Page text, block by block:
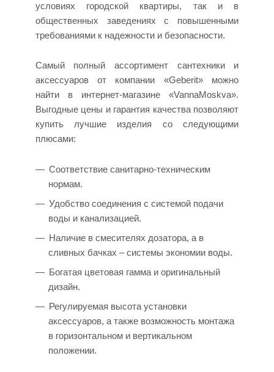
условиях городской квартиры, так и в
общественных заведениях с повышенными
требованиями к надежности и безопасности.
Самый полный ассортимент сантехники и
аксессуаров от компании «Geberit» можно
найти в интернет-магазине «VannaMoskva».
Выгодные цены и гарантия качества позволяют
купить лучшие изделия со следующими
плюсами:
Соответствие санитарно-техническим
нормам.
Удобство соединения с системой подачи
воды и канализацией.
Наличие в смесителях дозатора, а в
сливных бачках – системы экономии воды.
Богатая цветовая гамма и оригинальный
дизайн.
Регулируемая высота установки
аксессуаров, а также возможность монтажа
в горизонтальном и вертикальном
положении.